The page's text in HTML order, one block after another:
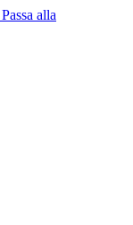
Passa alla